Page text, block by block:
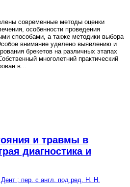
современные методы оценки
особенности проведения
способами, а также методики выбора
внимание уделено выявлению и
брекетов на различных этапах
многолетний практический
в
и травмы в
диагностика и
; пер. с англ. под ред. Н. Н.